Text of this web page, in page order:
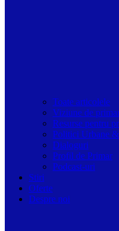
Toate articolele
Viziune de
Resurse pentru
Politici Urbane
Dialoguri
Profil de Primar
Podcast-uri
Stiri
Oferte
Despre noi